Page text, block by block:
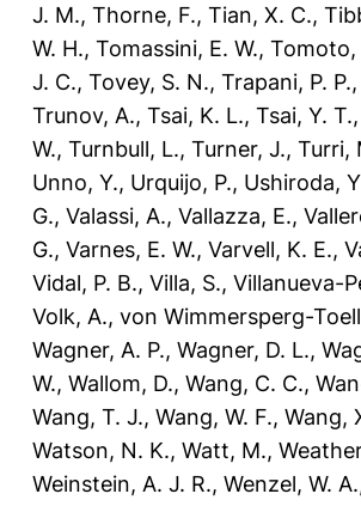
J. M., Thorne, F., Tian, X. C.,
W. H., Tomassini, E. W., Tomoto,
J. C., Tovey, S. N., Trapani, P. P.,
Trunov, A., Tsai, K. L., Tsai, Y. T.,
W., Turnbull, L., Turner, J., Turri,
Unno, Y., Urquijo, P., Ushiroda,
G., Valassi, A., Vallazza, E.,
G., Varnes, E. W., Varvell, K. E.,
Vidal, P. B., Villa, S., Villanueva-
Volk, A., von Wimmersperg-
Wagner, A. P., Wagner, D. L.,
W., Wallom, D., Wang, C. C.,
Wang, T. J., Wang, W. F., Wang,
Watson, N. K., Watt, M.,
Weinstein, A. J. R., Wenzel, W. A.